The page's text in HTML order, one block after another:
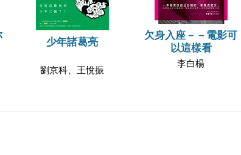
少年諸葛亮
劉京科、王悅振
欠身入座－－電影可
以這樣看
李白楊